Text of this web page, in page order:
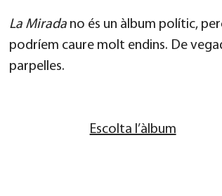
La Mirada no és un àlbum polític,
podríem caure molt endins. De
parpelles.
Escolta l’àlbum